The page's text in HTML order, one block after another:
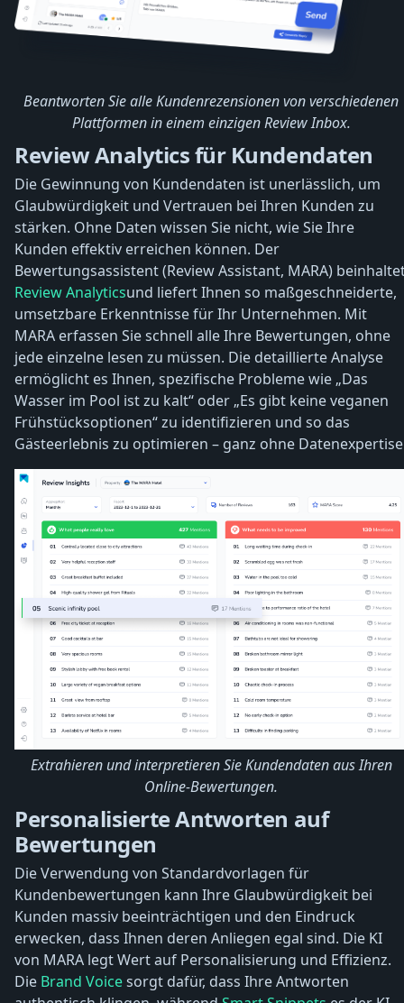
Beantworten Sie alle Kundenrezensionen von verschiedenen
Plattformen in einem einzigen Review Inbox.
Review Analytics für Kundendaten
Die Gewinnung von Kundendaten ist unerlässlich, um
Glaubwürdigkeit und Vertrauen bei Ihren Kunden zu
stärken. Ohne Daten wissen Sie nicht, wie Sie Ihre
Kunden effektiv erreichen können. Der
Bewertungsassistent (Review Assistant, MARA)
Review Analyticsund liefert Ihnen so maßgeschneiderte,
umsetzbare Erkenntnisse für Ihr Unternehmen. Mit
MARA erfassen Sie schnell alle Ihre Bewertungen, ohne
jede einzelne lesen zu müssen. Die detaillierte Analyse
ermöglicht es Ihnen, spezifische Probleme wie „Das
Wasser im Pool ist zu kalt“ oder „Es gibt keine veganen
Frühstücksoptionen“ zu identifizieren und so das
Gästeerlebnis zu optimieren – ganz ohne
Extrahieren und interpretieren Sie Kundendaten aus Ihren
Online-Bewertungen.
Personalisierte Antworten auf
Bewertungen
Die Verwendung von Standardvorlagen für
Kundenbewertungen kann Ihre Glaubwürdigkeit bei
Kunden massiv beeinträchtigen und den Eindruck
erwecken, dass Ihnen deren Anliegen egal sind. Die KI
von MARA legt Wert auf Personalisierung und Effizienz.
Die Brand Voicesorgt dafür, dass Ihre Antworten